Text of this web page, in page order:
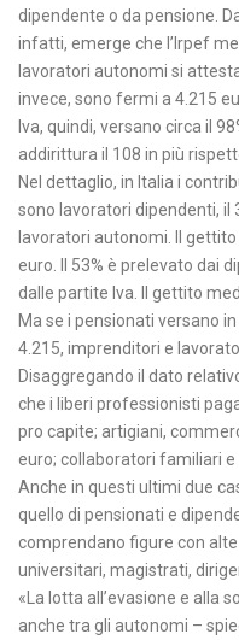
dipendente o da pensione.
infatti, emerge che l’Irpef
lavoratori autonomi si
invece, sono fermi a 4.215
Iva, quindi, versano circa il
addirittura il 108 in più
Nel dettaglio, in Italia i
sono lavoratori dipendenti, il
lavoratori autonomi. Il
euro. Il 53% è prelevato dai
dalle partite Iva. Il gettito
Ma se i pensionati versano
4.215, imprenditori e
Disaggregando il dato
che i liberi professionisti
pro capite; artigiani,
euro; collaboratori familiari e
Anche in questi ultimi due
quello di pensionati e
comprendano figure con
universitari, magistrati,
«La lotta all’evasione e alla
anche tra gli autonomi –